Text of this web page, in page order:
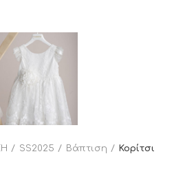
SS2025 Βάπτιση Κορίτσι